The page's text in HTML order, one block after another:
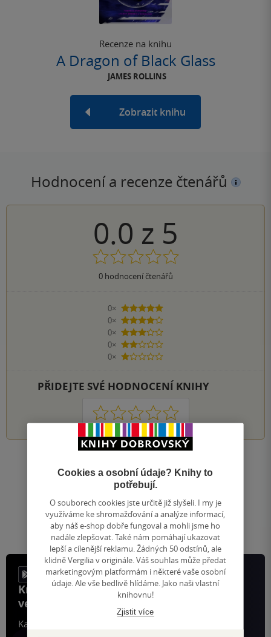
Recenze na knihu
A Dragon of Black Glass
JAMES ROLLINS
Zobrazit knihu
Hodnocení a recenze čtenářů
0.0 z 5
0hodnocení čtenářů
0×
5 hvězdiček
0×
4 hvězdičky
0×
3 hvězdičky
0×
2 hvězdičky
0×
1 hvezdička
PŘIDEJTE SVÉ HODNOCENÍ KNIHY
1 2 3 4 5
Zobrazeno 20 z 20
Přejít
na
stránku
Knihy, recenze a klubové výhody
ve vaší kapse a naší appce KDčko
Každý měsíc společně přečteme tisíce knih
Cookies a osobní údaje? Knihy to
potřebují.
O souborech cookies jste určitě již slyšeli. I my je
využíváme ke shromažďování a analýze informací,
aby náš e-shop dobře fungoval a mohli jsme ho
nadále zlepšovat. Také nám pomáhají ukazovat
lepší a cílenější reklamu. Žádných 50 odstínů, ale
klidně Vergilia v originále. Váš souhlas může předat
marketingovým platformám i některé vaše osobní
údaje. Ale vše bedlivě hlídáme. Jako naši vlastní
knihovnu!
Zjistit více